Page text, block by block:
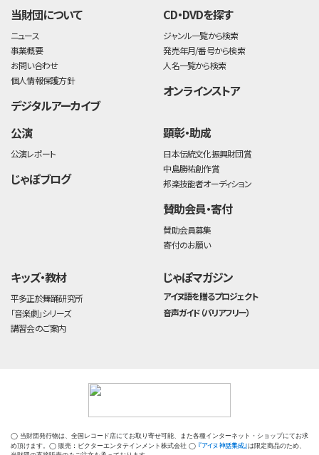
当財団について
ニュース
事業概要
お問い合わせ
個人情報保護方針
デジタルアーカイブ
CD・DVDを探す
ジャンル一覧から検索
発売年月/番号から検索
人名一覧から検索
オンラインストア
公演
公演レポート
じゃぽブログ
顕彰・助成
日本伝統文化振興財団賞
中島勝祐創作賞
邦楽技能者オーディション
賛助会員・寄付
賛助会員募集
寄付のお願い
キッズ・教材
平多正於舞踊研究所
「音楽劇」シリーズ
講習会のご案内
じゃぽマガジン
アイヌ語を贈るプロジェクト
音声ガイド（バリアフリー）
◯ 当財団発行物は、全国レコード店にてお取り寄せ可能、また各種インターネット・ショップにてお求
め頂けます。◯ 販売：ビクターエンタテインメント株式会社 ◯ 『アイヌ神話集成』は限定商品のため、